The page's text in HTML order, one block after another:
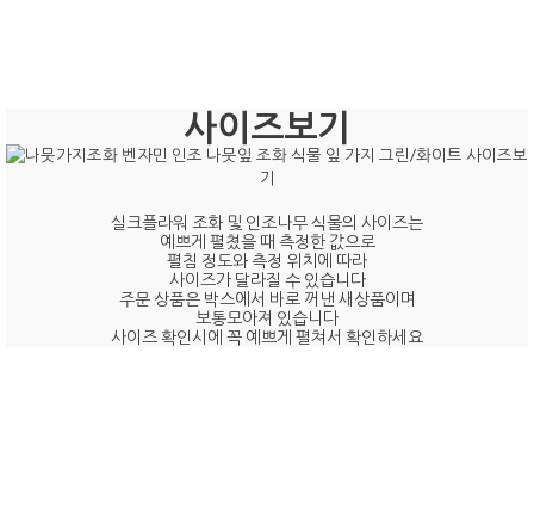
사이즈보기
실크플라워 조화 및 인조나무 식물의 사이즈는
예쁘게 펼쳤을 때 측정한 값으로
펼침 정도와 측정 위치에 따라
사이즈가 달라질 수 있습니다
주문 상품은 박스에서 바로 꺼낸 새상품이며
보통모아져 있습니다
사이즈 확인시에 꼭 예쁘게 펼쳐서 확인하세요